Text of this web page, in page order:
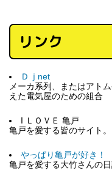
リンク
Ｄｊnet
メーカ系列、またはアト
えた電気屋のための組合
I ＬＯＶＥ 亀戸
亀戸を愛する皆のサイト
やっぱり亀戸が好き！
亀戸を愛する大竹さんの